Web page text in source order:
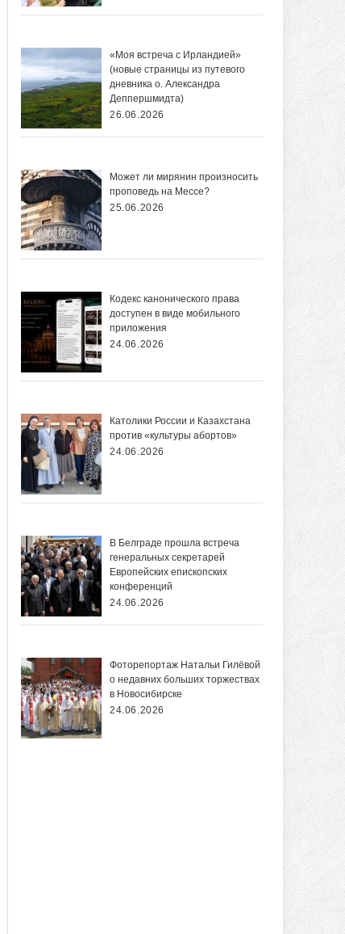
«Моя встреча с Ирландией»
(новые страницы из путевого
дневника о. Александра
Деппершмидта)
26.06.2026
Может ли мирянин произносить
проповедь на Мессе?
25.06.2026
Кодекс канонического права
доступен в виде мобильного
приложения
24.06.2026
Католики России и Казахстана
против «культуры абортов»
24.06.2026
В Белграде прошла встреча
генеральных секретарей
Европейских епископских
конференций
24.06.2026
Фоторепортаж Натальи Гилёвой
о недавних больших торжествах
в Новосибирске
24.06.2026